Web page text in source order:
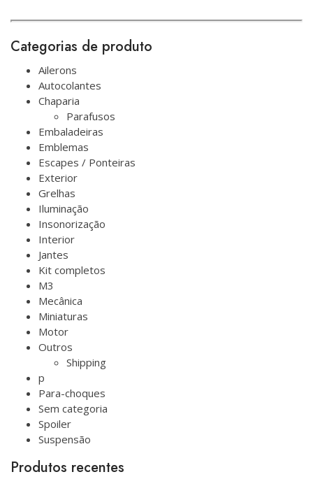
Categorias de produto
Ailerons
Autocolantes
Chaparia
Parafusos
Embaladeiras
Emblemas
Escapes / Ponteiras
Exterior
Grelhas
Iluminação
Insonorização
Interior
Jantes
Kit completos
M3
Mecânica
Miniaturas
Motor
Outros
Shipping
p
Para-choques
Sem categoria
Spoiler
Suspensão
Produtos recentes